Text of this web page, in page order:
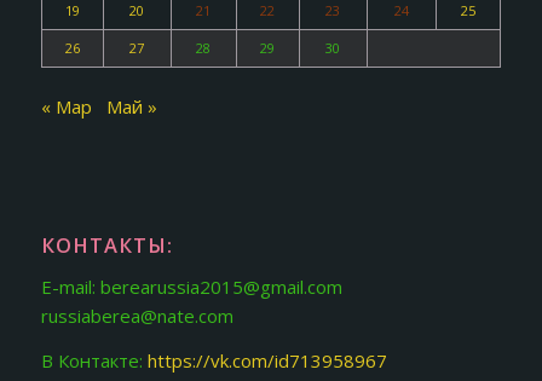
19 20 21 22 23 24 25
26 27 28 29 30
« Мар Май »
КОНТАКТЫ:
E-mail: berearussia2015@gmail.com
russiaberea@nate.com
В Контакте: https://vk.com/id713958967